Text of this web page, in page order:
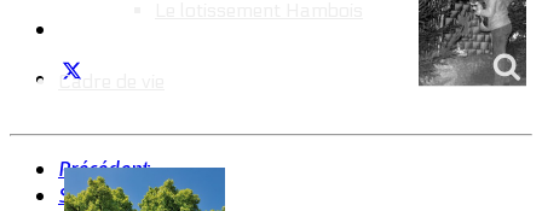
Cadre de vie
Précédent
Suivant